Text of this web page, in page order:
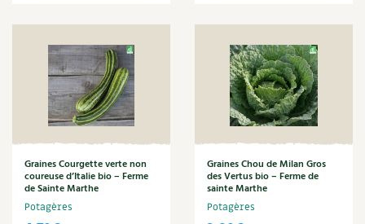
Graines Courgette verte non
coureuse d’Italie bio – Ferme
de Sainte Marthe
Potagères
Graines Chou de Milan Gros
des Vertus bio – Ferme de
sainte Marthe
Potagères